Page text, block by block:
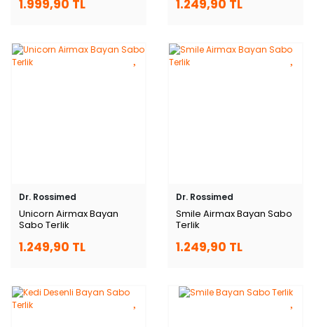
1.999,90 TL 1.249,90 TL
Dr. Rossimed
Unicorn Airmax Bayan
Sabo Terlik
1.249,90 TL
Dr. Rossimed
Smile Airmax Bayan Sabo
Terlik
1.249,90 TL